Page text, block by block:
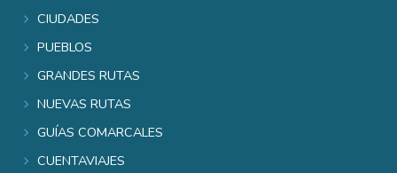
Ciudades
Pueblos
Grandes rutas
Nuevas rutas
Guías comarcales
Cuentaviajes